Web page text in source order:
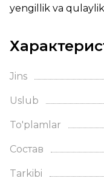
yengillik va
Jins
Uslub
To'plamlar
Состав
Tarkibi